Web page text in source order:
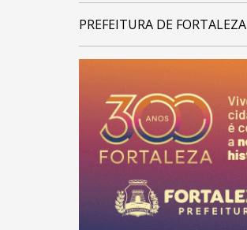
PREFEITURA DE FORTALEZA